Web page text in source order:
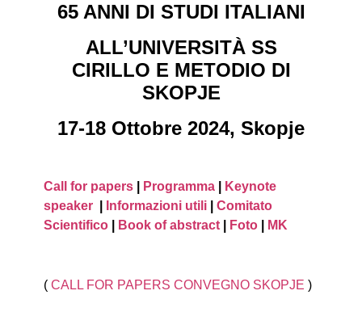
65 ANNI DI STUDI ITALIANI
ALL’UNIVERSITÀ SS
CIRILLO E METODIO DI
SKOPJE
17-18 Ottobre 2024, Skopje
Call for papers Programma
Keynote
speaker
Informazioni utili
Comitato
Scientifico
Book of abstract Foto MK
( CALL FOR PAPERS CONVEGNO SKOPJE )